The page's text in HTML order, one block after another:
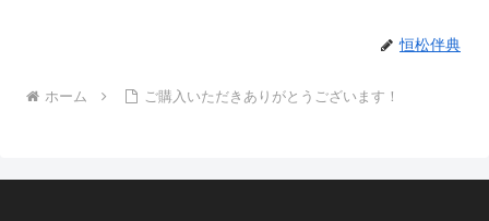
恒松伴典
ホーム ご購入いただきありがとうございます！